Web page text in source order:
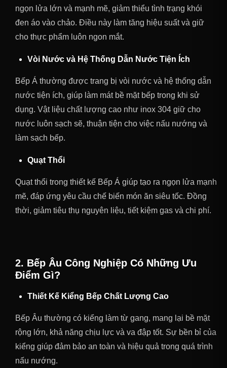
ngọn lửa lớn và mạnh mẽ, giảm thiểu tình trạng khói
đen áo vào chảo. Điều này làm tăng hiệu suất và giữ
cho thực phẩm luôn ngon mắt.
Vòi Nước và Hệ Thống Dẫn Nước Tiện Ích
Bếp Á thường được trang bị vòi nước và hệ thống dẫn
nước tiện ích, giúp làm mát bề mặt bếp trong khi sử
dụng. Vật liệu chất lượng cao như inox 304 giữ cho
nước luôn sạch sẽ, thuận tiện cho việc nấu nướng và
làm sạch bếp.
Quạt Thổi
Quạt thổi trong thiết kế Bếp Á giúp tạo ra ngọn lửa mạnh
mẽ, đáp ứng yêu cầu chế biến món ăn siêu tốc. Đồng
thời, giảm tiêu thụ nguyên liệu, tiết kiệm gas và chi phí.
2. Bếp Âu Công Nghiệp Có Những Ưu
Điểm Gì?
Thiết Kế Kiểng Bếp Chất Lượng Cao
Bếp Âu thường có kiểng làm từ gang, mang lại bề mặt
rộng lớn, khả năng chịu lực và va đập tốt. Sự bền bỉ của
kiểng giúp đảm bảo an toàn và hiệu quả trong quá trình
nấu nướng.